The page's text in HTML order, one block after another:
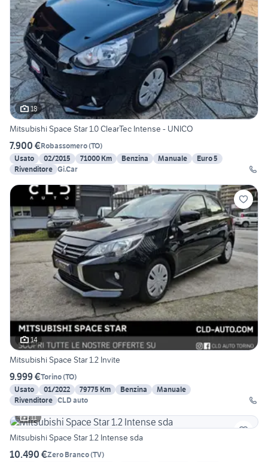
18
Mitsubishi Space Star 1.0 ClearTec Intense - UNICO
7.900 €Robassomero(TO)
Usato
02/2015 71000 Km Benzina Manuale
Euro 5
Rivenditore Gi.Car
14
Mitsubishi Space Star 1.2 Invite
9.999 €Torino(TO)
Usato
01/2022 79775 Km Benzina
Manuale
Rivenditore CLD auto
11
Mitsubishi Space Star 1.2 Intense sda
10.490 €Zero Branco(TV)